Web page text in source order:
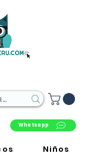
Whatsapp
Niños